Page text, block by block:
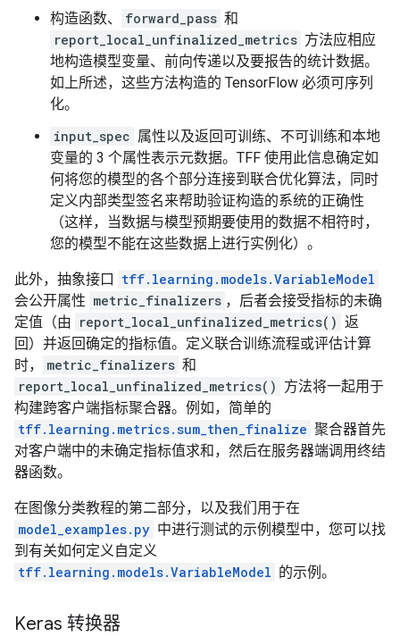
构造函数、 forward_pass 和
report_local_unfinalized_metrics 方法应相应
地构造模型变量、前向传递以及要报告的统计数据。
如上所述，这些方法构造的 TensorFlow 必须可序列
化。
input_spec 属性以及返回可训练、不可训练和本地
变量的 3 个属性表示元数据。TFF 使用此信息确定如
何将您的模型的各个部分连接到联合优化算法，同时
定义内部类型签名来帮助验证构造的系统的正确性
（这样，当数据与模型预期要使用的数据不相符时，
您的模型不能在这些数据上进行实例化）。
此外，抽象接口 tff.learning.models.VariableModel
会公开属性 metric_finalizers ，后者会接受指标的未确
定值（由 report_local_unfinalized_metrics() 返
回）并返回确定的指标值。定义联合训练流程或评估计算
时，
metric_finalizers 和
report_local_unfinalized_metrics() 方法将一起用于
构建跨客户端指标聚合器。例如，简单的
tff.learning.metrics.sum_then_finalize 聚合器首先
对客户端中的未确定指标值求和，然后在服务器端调用终结
器函数。
在图像分类教程的第二部分，以及我们用于在
model_examples.py 中进行测试的示例模型中，您可以找
到有关如何定义自定义
tff.learning.models.VariableModel 的示例。
Keras 转换器